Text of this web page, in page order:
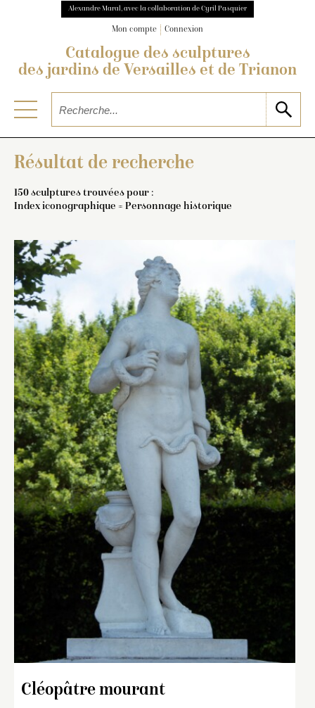
Alexandre Maral, avec la collaboration de Cyril Pasquier
Mon compte Connexion
Catalogue des sculptures
des jardins de Versailles et de Trianon
Résultat de recherche
150 sculptures trouvées pour :
Index iconographique = Personnage historique
Cléopâtre mourant